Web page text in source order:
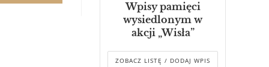
Декрет єпископів
Перемисько-Варшавської
Митрополії стосовно
звершування Божественної
літургії
Wpisy pamięci
wysiedlonym w
akcji „Wisła”
ZOBACZ LISTĘ / DODAJ WPIS